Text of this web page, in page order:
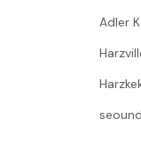
Adler